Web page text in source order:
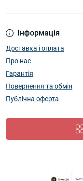
Інформація
Доставка і оплата
Про нас
Гарантія
Повернення та обмін
Публічна оферта